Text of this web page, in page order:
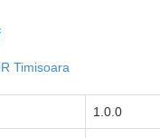
Timisoara
1.0.0